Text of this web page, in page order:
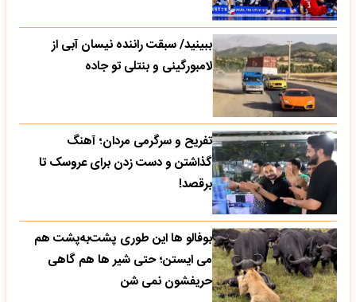
ببینید/ سبقت راننده نیسان آبی از
لامبورگینی و بنتلی تو جاده
تفریح و سرگرمی مردان؛ آهنگ
گذاشتن و دست زدن برای عروسک تا
برقصد!
بوفالو ها این‌ طوری پشت‌به‌پشت هم
می‌ ایستن؛ حتی شیر ها هم گاهی
حریفشون نمی‌ شن